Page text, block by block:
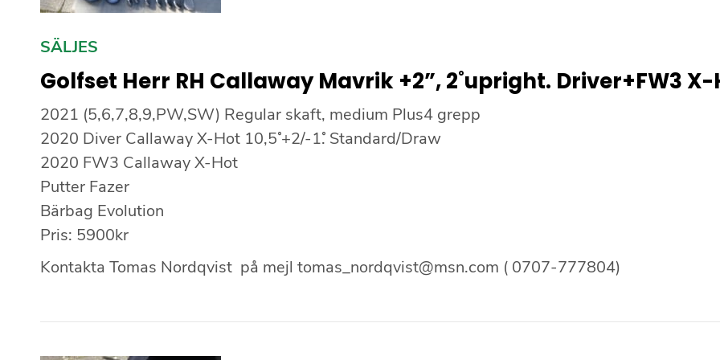
SÄLJES
Golfset Herr RH Callaway Mavrik +2”, 2˚upright. Driver+FW3
2021 (5,6,7,8,9,PW,SW) Regular skaft, medium Plus4 grepp
2020 Diver Callaway X-Hot 10,5˚ +2/-1˚. Standard/Draw
2020 FW3 Callaway X-Hot
Putter Fazer
Bärbag Evolution
Pris: 5900kr
Kontakta Tomas Nordqvist på mejl tomas_nordqvist@msn.com ( 0707-777804)